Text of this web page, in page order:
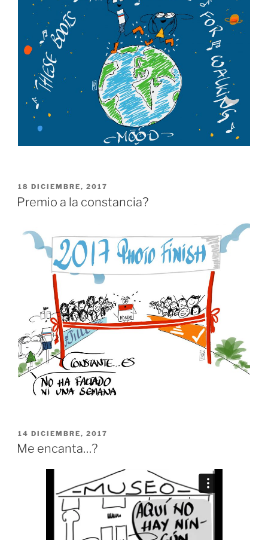
PUBLICADO
EL
18 DICIEMBRE, 2017
Premio a la constancia?
PUBLICADO
EL
14 DICIEMBRE, 2017
Me encanta…?